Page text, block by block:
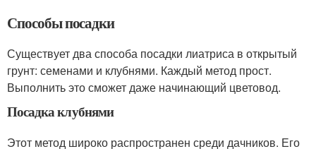
Способы посадки
Существует два способа посадки лиатриса в открытый
грунт: семенами и клубнями. Каждый метод прост.
Выполнить это сможет даже начинающий цветовод.
Посадка клубнями
Этот метод широко распространен среди дачников. Его